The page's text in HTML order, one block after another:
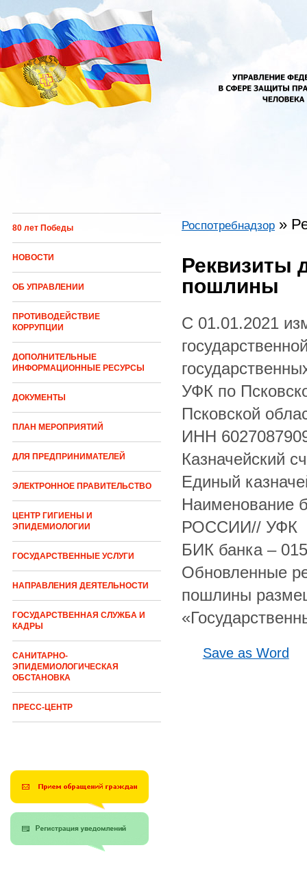
Перейти к основному содержанию
80 лет Победы
НОВОСТИ
ОБ УПРАВЛЕНИИ
ПРОТИВОДЕЙСТВИЕ
КОРРУПЦИИ
ДОПОЛНИТЕЛЬНЫЕ
ИНФОРМАЦИОННЫЕ РЕСУРСЫ
ДОКУМЕНТЫ
ПЛАН МЕРОПРИЯТИЙ
ДЛЯ ПРЕДПРИНИМАТЕЛЕЙ
ЭЛЕКТРОННОЕ ПРАВИТЕЛЬСТВО
ЦЕНТР ГИГИЕНЫ И
ЭПИДЕМИОЛОГИИ
ГОСУДАРСТВЕННЫЕ УСЛУГИ
НАПРАВЛЕНИЯ ДЕЯТЕЛЬНОСТИ
ГОСУДАРСТВЕННАЯ СЛУЖБА И
КАДРЫ
САНИТАРНО-
ЭПИДЕМИОЛОГИЧЕСКАЯ
ОБСТАНОВКА
ПРЕСС-ЦЕНТР
Роспотребнадзор »
Реквизиты
пошлины
С 01.01.2021
УФК по
Псковской
ИНН
Казначейский
Единый
РОССИИ// УФК
БИК банка –
Обновленные
пошлины
Save as Word